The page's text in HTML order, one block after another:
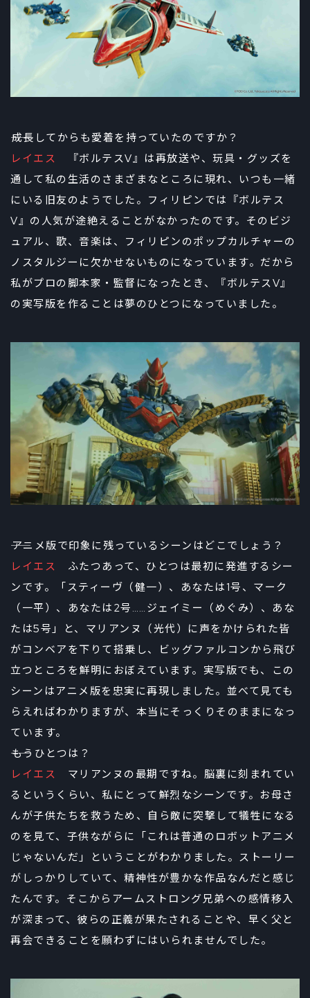
――成長してからも愛着を持っていたのですか？
レイエス 『ボルテスV』は再放送や、玩具・グッズを
通して私の生活のさまざまなところに現れ、いつも一緒
にいる旧友のようでした。フィリピンでは『ボルテス
V』の人気が途絶えることがなかったのです。そのビジ
ュアル、歌、音楽は、フィリピンのポップカルチャーの
ノスタルジーに欠かせないものになっています。だから
私がプロの脚本家・監督になったとき、『ボルテスV』
の実写版を作ることは夢のひとつになっていました。
――アニメ版で印象に残っているシーンはどこでしょう？
レイエス ふたつあって、ひとつは最初に発進するシー
ンです。「スティーヴ（健一）、あなたは1号、マーク
（一平）、あなたは2号……ジェイミー（めぐみ）、あな
たは5号」と、マリアンヌ（光代）に声をかけられた皆
がコンベアを下りて搭乗し、ビッグファルコンから飛び
立つところを鮮明におぼえています。実写版でも、この
シーンはアニメ版を忠実に再現しました。並べて見ても
らえればわかりますが、本当にそっくりそのままになっ
ています。
――もうひとつは？
レイエス マリアンヌの最期ですね。脳裏に刻まれてい
るというくらい、私にとって鮮烈なシーンです。お母さ
んが子供たちを救うため、自ら敵に突撃して犠牲になる
のを見て、子供ながらに「これは普通のロボットアニメ
じゃないんだ」ということがわかりました。ストーリー
がしっかりしていて、精神性が豊かな作品なんだと感じ
たんです。そこからアームストロング兄弟への感情移入
が深まって、彼らの正義が果たされることや、早く父と
再会できることを願わずにはいられませんでした。